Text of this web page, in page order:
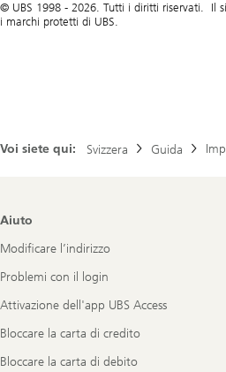
© UBS 1998 - 2026. Tutti i diritti riservati. Il
i marchi protetti di UBS.
Voi siete qui: Svizzera Guida
Footer
Aiuto
Modificare l’indirizzo
Problemi con il login
Attivazione dell'app UBS Access
Bloccare la carta di credito
Bloccare la carta di debito